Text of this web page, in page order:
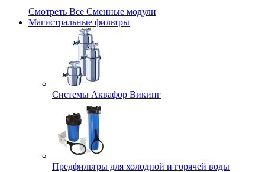
Смотреть Все Сменные модули
Магистральные фильтры
Системы Аквафор Викинг
Предфильтры для холодной и горячей воды